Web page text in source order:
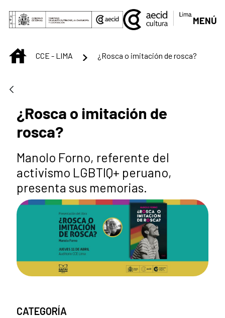
Saltar al contenido principal
MENÚ
INICIOCCE - LIMA ¿Rosca o imitación de rosca?
¿Rosca o imitación de
rosca?
Manolo Forno, referente del
activismo LGBTIQ+ peruano,
presenta sus memorias.
CATEGORÍA